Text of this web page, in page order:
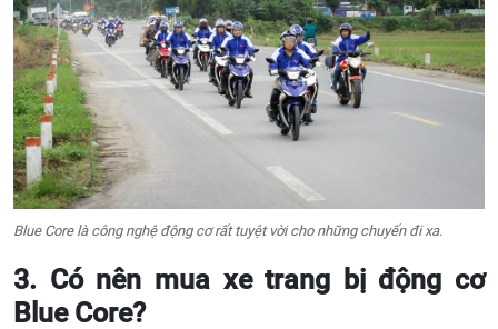
Blue Core là công nghệ động cơ rất tuyệt vời cho những chuyến đi xa.
3. Có nên mua xe trang bị động cơ
Blue Core?